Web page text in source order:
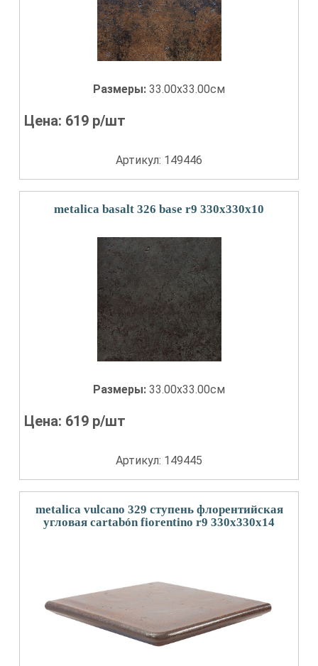
Размеры: 33.00x33.00см
Цена: 619 р/шт
Артикул: 149446
metalica basalt 326 base r9 330x330x10
Размеры: 33.00x33.00см
Цена: 619 р/шт
Артикул: 149445
metalica vulcano 329 ступень флорентийская
угловая cartabón fiorentino r9 330x330x14